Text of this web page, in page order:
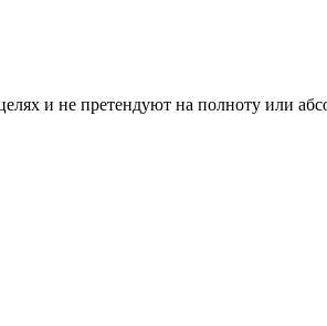
и не претендуют на полноту или